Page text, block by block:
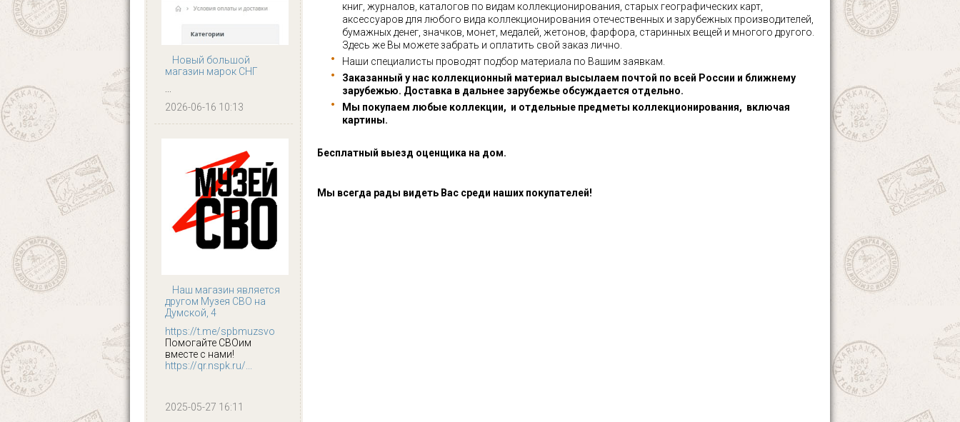
Новый большой
магазин марок СНГ
...
2026-06-16 10:13
Наш магазин является
другом Музея СВО на
Думской, 4
https://t.me/spbmuzsvo
Помогайте СВОим
вместе с нами!
https://qr.nspk.ru/...
2025-05-27 16:11
книг, журналов, каталогов по видам коллекционирования, старых географических карт,
аксессуаров для любого вида коллекционирования отечественных и зарубежных производителей,
бумажных денег, значков, монет, медалей, жетонов, фарфора, старинных вещей и многого другого.
Здесь же Вы можете забрать и оплатить свой заказ лично.
Наши специалисты проводят подбор материала по Вашим заявкам.
Заказанный у нас коллекционный материал высылаем почтой по всей России и ближнему
зарубежью. Доставка в дальнее зарубежье обсуждается отдельно.
Мы покупаем любые коллекции, и отдельные предметы коллекционирования, включая
картины.
Бесплатный выезд оценщика на дом.
Мы всегда рады видеть Вас среди наших покупателей!